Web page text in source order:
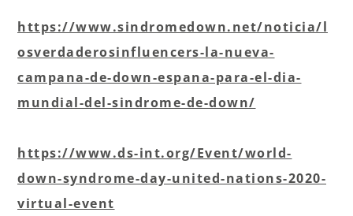
https://www.sindromedown.net/noticia/l
osverdaderosinfluencers-la-nueva-
campana-de-down-espana-para-el-dia-
mundial-del-sindrome-de-down/​
https://www.ds-int.org/Event/world-
down-syndrome-day-united-nations-2020-
virtual-event